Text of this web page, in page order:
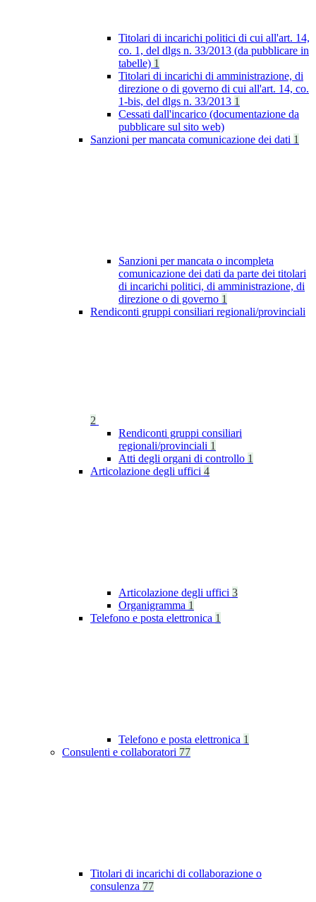
Titolari di incarichi politici di cui all'art. 14,
co. 1, del dlgs n. 33/2013 (da pubblicare in
tabelle) 1
Titolari di incarichi di amministrazione, di
direzione o di governo di cui all'art. 14, co.
1-bis, del dlgs n. 33/2013 1
Cessati dall'incarico (documentazione da
pubblicare sul sito web)
Sanzioni per mancata comunicazione dei dati 1
Sanzioni per mancata o incompleta
comunicazione dei dati da parte dei titolari
di incarichi politici, di amministrazione, di
direzione o di governo 1
Rendiconti gruppi consiliari regionali/provinciali
2
Rendiconti gruppi consiliari
regionali/provinciali 1
Atti degli organi di controllo 1
Articolazione degli uffici 4
Articolazione degli uffici 3
Organigramma 1
Telefono e posta elettronica 1
Telefono e posta elettronica 1
Consulenti e collaboratori 77
Titolari di incarichi di collaborazione o
consulenza 77